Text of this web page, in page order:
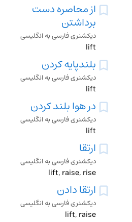
از محاصره دست
برداشتن
دیکشنری فارسی به انگلیسی
lift
بلندپایه کردن
دیکشنری فارسی به انگلیسی
lift
در هوا بلند کردن
دیکشنری فارسی به انگلیسی
lift
ارتقا
دیکشنری فارسی به انگلیسی
lift, raise, rise
ارتقا دادن
دیکشنری فارسی به انگلیسی
lift, raise